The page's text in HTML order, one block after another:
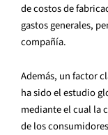
de costos de
gastos generales,
compañía.
Además, un factor
ha sido el estudio
mediante el cual la
de los